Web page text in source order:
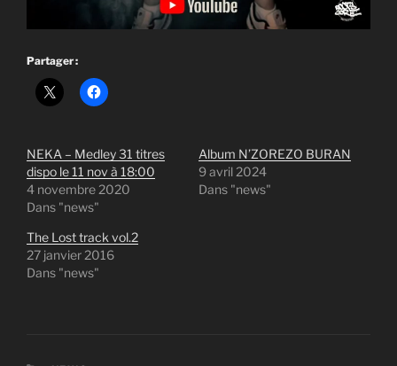
Partager :
NEKA – Medley 31 titres
dispo le 11 nov à 18:00
4 novembre 2020
Dans "news"
Album N’ZOREZO BURAN
9 avril 2024
Dans "news"
The Lost track vol.2
27 janvier 2016
Dans "news"